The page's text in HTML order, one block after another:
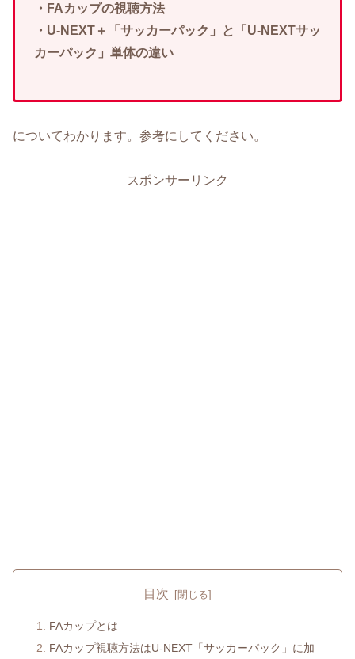
・FAカップの視聴方法
・U-NEXT＋「サッカーパック」と「U-NEXTサッ
カーパック」単体の違い
についてわかります。参考にしてください。
スポンサーリンク
目次
FAカップとは
FAカップ視聴方法はU-NEXT「サッカーパック」に加